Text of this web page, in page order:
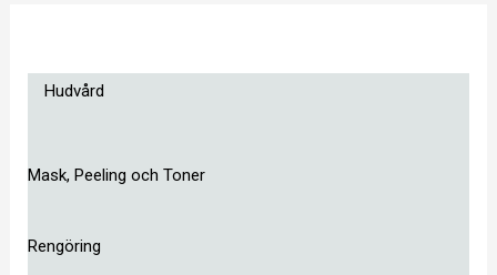
Hudvård
Mask, Peeling och Toner
Rengöring